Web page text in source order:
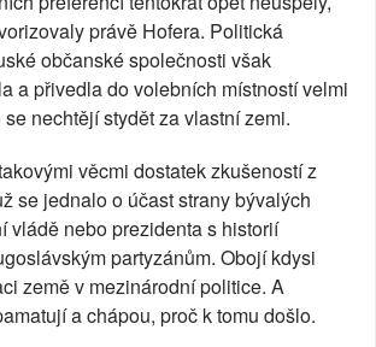
právě Hofera. Politická
občanské společnosti však
a přivedla do volebních místností velmi
nechtějí stydět za vlastní zemi.
věcmi dostatek zkušeností z
se jednalo o účast strany bývalých
vládě nebo prezidenta s historií
partyzánům. Obojí kdysi
země v mezinárodní politice. A
a chápou, proč k tomu došlo.